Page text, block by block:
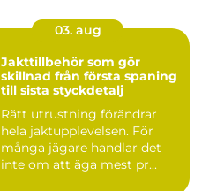
03. aug
Jakttillbehör som gör
skillnad från första spaning
till sista styckdetalj
Rätt utrustning förändrar
hela jaktupplevelsen. För
många jägare handlar det
inte om att äga mest pr...